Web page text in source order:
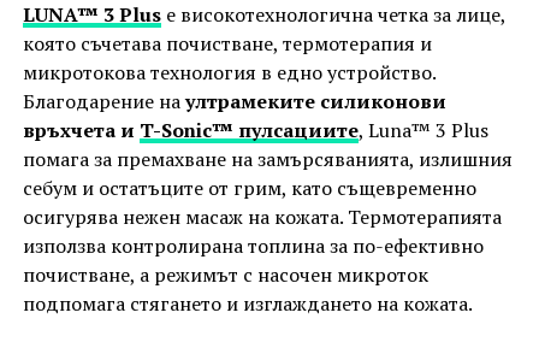
LUNA™ 3 Pluse високотехнологична четка за лице,
която съчетава почистване, термотерапия и
микротокова технология в едно устройство.
Благодарение наултрамеките силиконови
връхчета и T-Sonic™ пулсациите, Luna™ 3 Plus
помага за премахване на замърсяванията, излишния
себум и остатъците от грим, като същевременно
осигурява нежен масаж на кожата. Термотерапията
използва контролирана топлина за по-ефективно
почистване, а режимът с насочен микроток
подпомага стягането и изглаждането на кожата.